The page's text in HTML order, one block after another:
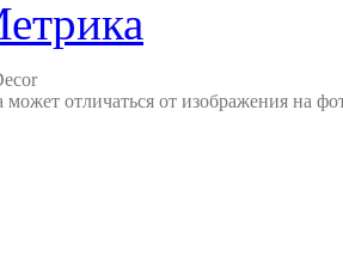
отличаться от изображения на